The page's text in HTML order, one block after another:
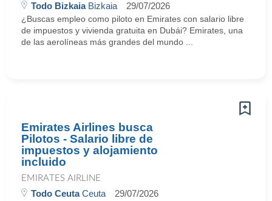
Todo BizkaiaBizkaia 29/07/2026
¿Buscas empleo como piloto en Emirates con salario libre
de impuestos y vivienda gratuita en Dubái? Emirates, una
de las aerolíneas más grandes del mundo ...
Emirates Airlines busca
Pilotos - Salario libre de
impuestos y alojamiento
incluido
EMIRATES AIRLINE
Todo CeutaCeuta 29/07/2026